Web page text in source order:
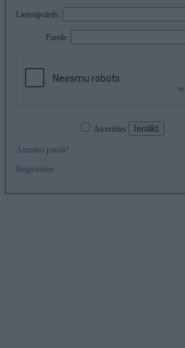
Lietotājvārds:
Parole:
Atcerēties
Aizmirsi paroli?
Reģistrēties